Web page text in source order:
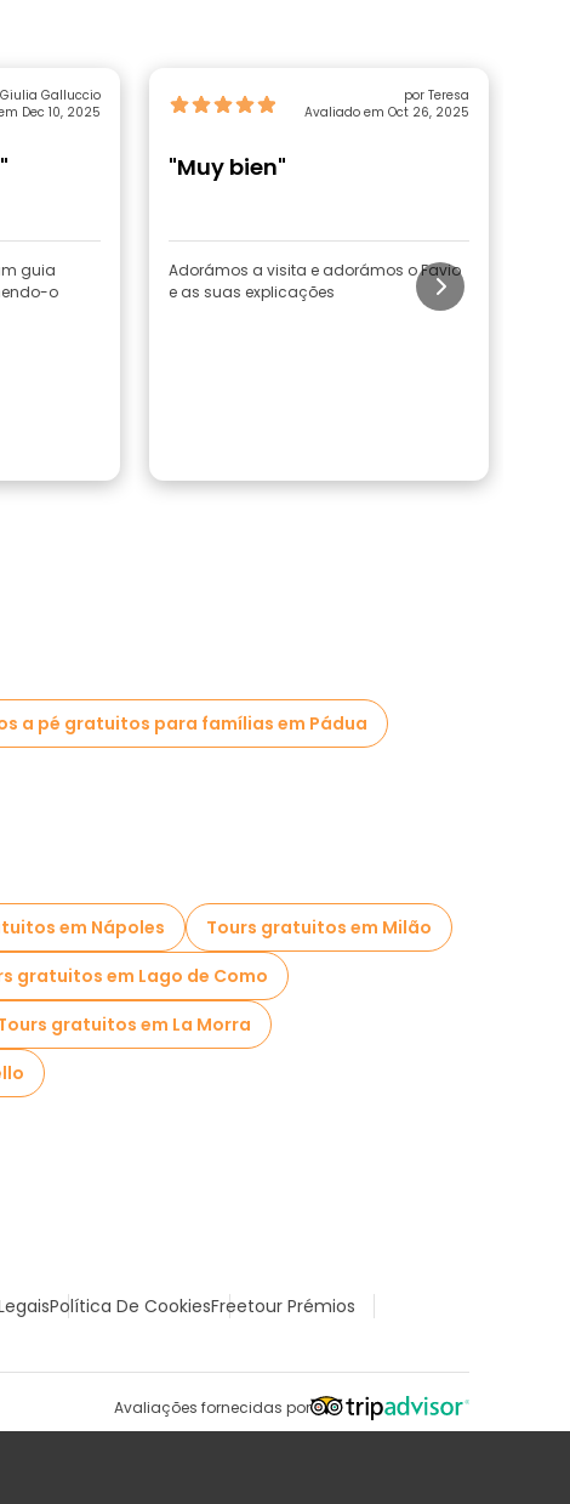
Galluccio
Dec 10, 2025
guia
o
por Teresa
Avaliado em Oct 26, 2025
"Muy bien"
Adorámos a visita e adorámos o Favio
e as suas explicações
a pé gratuitos para famílias em Pádua
em Nápoles
Tours gratuitos em Milão
gratuitos em Lago de Como
gratuitos em La Morra
Política De CookiesFreetour Prémios
Avaliações fornecidas por